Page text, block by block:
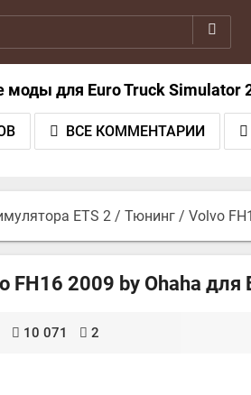
моды для Euro Truck Simulator
ВСЕ КОММЕНТАРИИ
ETS 2 / Тюнинг / Volvo
FH16 2009 by Ohaha для
10 071 2